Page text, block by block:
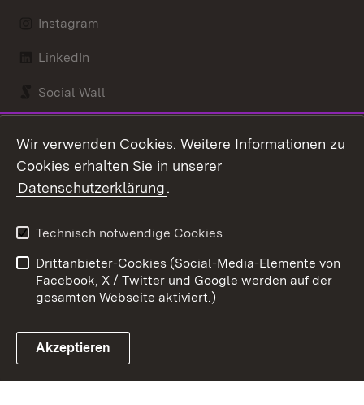
Instagram
LinkedIn
Social Wall
Link zum Landesportal
Kontakt
Barrierefreiheit
Impressum
Cookies
Wir verwenden Cookies. Weitere Informationen zu
Cookies erhalten Sie in unserer
Datenschutzerklärung.
Technisch notwendige Cookies
Drittanbieter-Cookies (Social-Media-Elemente von
Facebook, X / Twitter und Google werden auf der
gesamten Webseite aktiviert.)
Akzeptieren